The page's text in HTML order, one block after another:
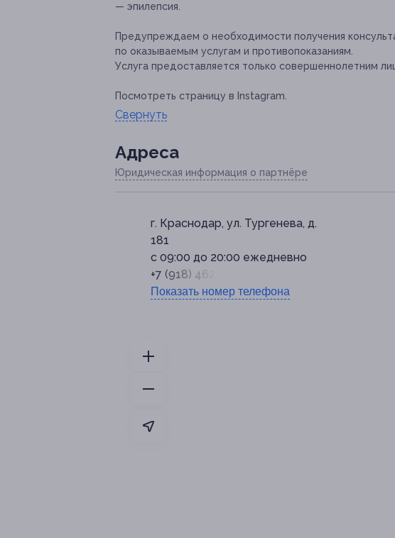
— эпилепсия.
Предупреждаем о необходимости получения
по оказываемым услугам и противопоказаниям.
Услуга предоставляется только совершеннолетним
Посмотреть страницу в Instagram.
Свернуть
Адресa
Юридическая информация о партнёре
г. Краснодар, ул. Тургенева, д.
181
с 09:00 до 20:00 ежедневно
+7 (918) 462-60-00
Показать номер телефона